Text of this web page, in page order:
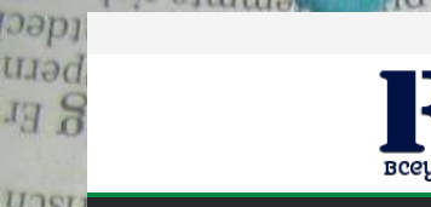
Skip
content